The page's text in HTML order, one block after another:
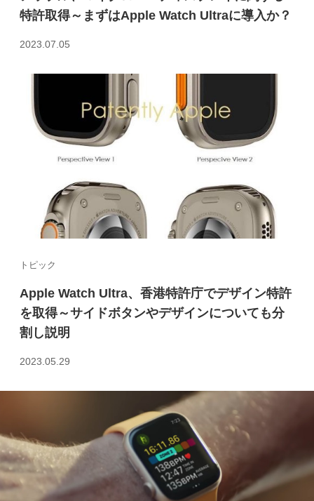
特許取得～まずはApple Watch Ultraに導入か？
2023.07.05
トピック
Apple Watch Ultra、香港特許庁でデザイン特許
を取得～サイドボタンやデザインについても分
割し説明
2023.05.29